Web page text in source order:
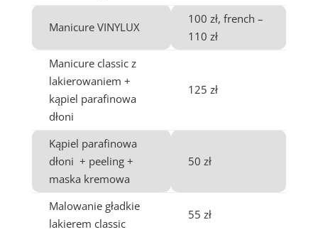
Manicure VINYLUX
100 zł, french –
110 zł
Manicure classic z
lakierowaniem +
kąpiel parafinowa
dłoni
125 zł
Kąpiel parafinowa
dłoni + peeling +
maska kremowa
50 zł
Malowanie gładkie
lakierem classic
55 zł